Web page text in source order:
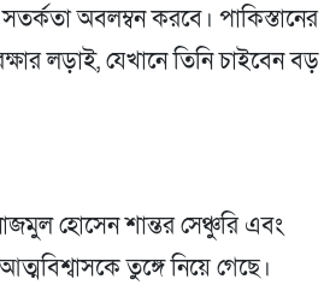
অবলম্বন করবে। পাকিস্তানের
লড়াই, যেখানে তিনি চাইবেন বড়
হোসেন শান্তর সেঞ্চুরি এবং
তুঙ্গে নিয়ে গেছে।